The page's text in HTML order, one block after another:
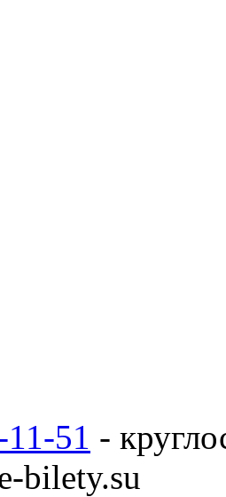
51 -
bilety.su